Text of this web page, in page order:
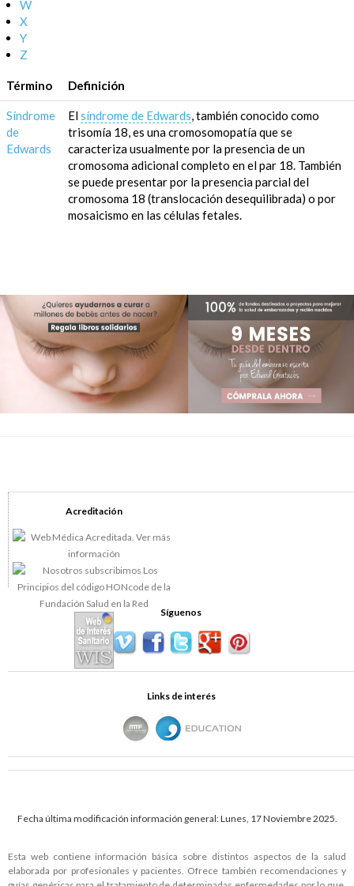
W
X
Y
Z
Término Definición
Síndrome
de
Edwards
Elsíndrome de Edwards, también conocido como
trisomía 18, es una cromosomopatía que se
caracteriza usualmente por la presencia de un
cromosoma adicional completo en el par 18. También
se puede presentar por la presencia parcial del
cromosoma 18 (translocación desequilibrada) o por
mosaicismo en las células fetales.
Acreditación
Síguenos
Links de interés
Fecha última modificación información general: Lunes, 17 Noviembre 2025.
Esta web contiene información básica sobre distintos aspectos de la salud
elaborada por profesionales y pacientes. Ofrece también recomendaciones y